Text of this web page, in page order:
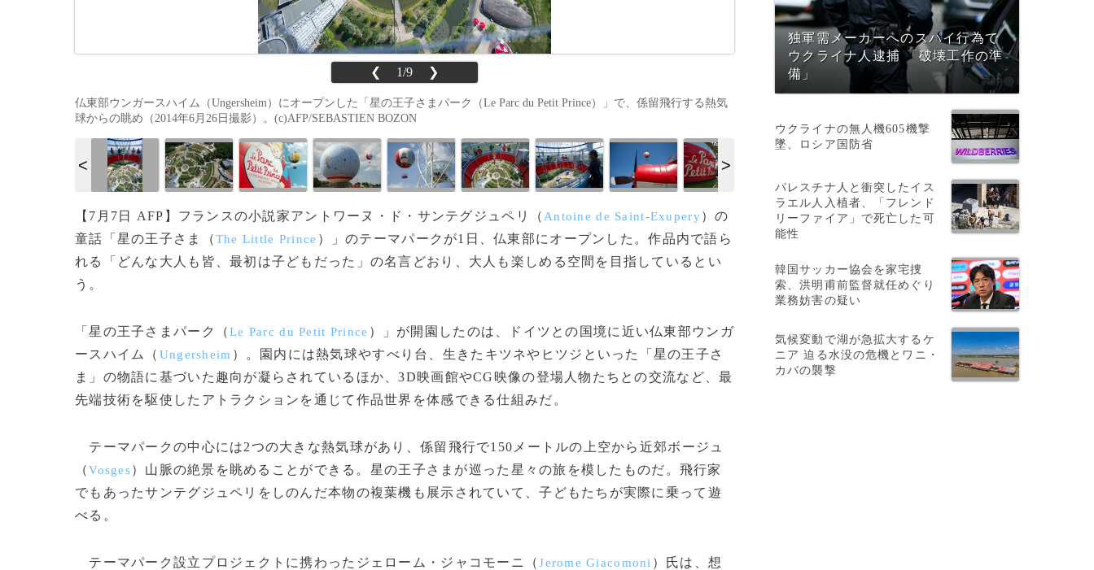
❮ 1/9 ❯
仏東部ウンガースハイム（Ungersheim）にオープンした「星の王子さまパーク（Le Parc du Petit Prince）」で、係留飛行する熱気
球からの眺め（2014年6月26日撮影）。(c)AFP/SEBASTIEN BOZON
【7月7日 AFP】フランスの小説家アントワーヌ・ド・サンテグジュペリ（ Antoine de Saint-Exupery）の
童話「星の王子さま（The Little Prince ）」のテーマパークが1日、仏東部にオープンした。作品内で語ら
れる「どんな大人も皆、最初は子どもだった」の名言どおり、大人も楽しめる空間を目指しているとい
う。
「星の王子さまパーク（Le Parc du Petit Prince ）」が開園したのは、ドイツとの国境に近い仏東部ウンガ
ースハイム（ Ungersheim ）。園内には熱気球やすべり台、生きたキツネやヒツジといった「星の王子さ
ま」の物語に基づいた趣向が凝らされているほか、3D映画館やCG映像の登場人物たちとの交流など、最
先端技術を駆使したアトラクションを通じて作品世界を体感できる仕組みだ。
テーマパークの中心には2つの大きな熱気球があり、係留飛行で150メートルの上空から近郊ボージュ
（Vosges）山脈の絶景を眺めることができる。星の王子さまが巡った星々の旅を模したものだ。飛行家
でもあったサンテグジュペリをしのんだ本物の複葉機も展示されていて、子どもたちが実際に乗って遊
べる。
テーマパーク設立プロジェクトに携わったジェローム・ジャコモーニ（Jerome Giacomoni ）氏は、想
独軍需メーカーへのスパイ行為で
ウクライナ人逮捕 「破壊工作の準
備」
ウクライナの無人機605機撃
墜、ロシア国防省
パレスチナ人と衝突したイス
ラエル人入植者、「フレンド
リーファイア」で死亡した可
能性
韓国サッカー協会を家宅捜
索、洪明甫前監督就任めぐり
業務妨害の疑い
気候変動で湖が急拡大するケ
ニア 迫る水没の危機とワニ・
カバの襲撃